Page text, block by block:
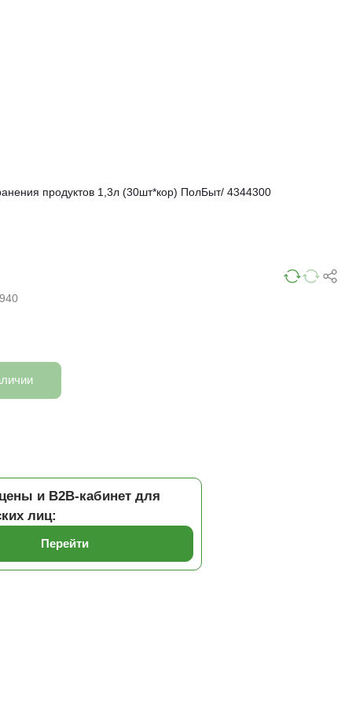
продуктов 1,3л (30шт*кор) ПолБыт/ 4344300
и B2B-кабинет для
лиц:
Перейти